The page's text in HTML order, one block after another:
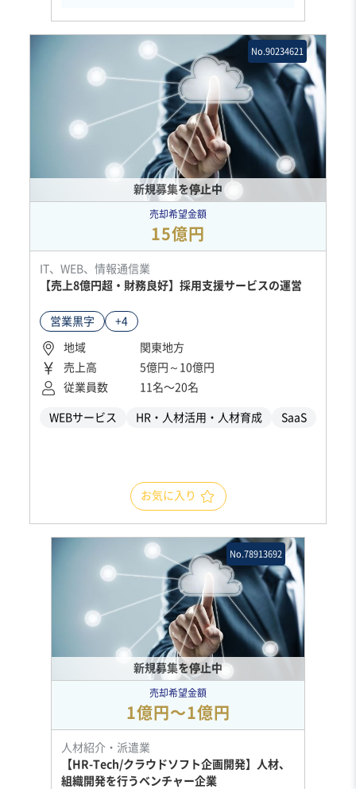
新規募集を停止中
No.90234621
売却希望金額
15億円
IT、WEB、情報通信業
【売上8億円超・財務良好】採用支援サービスの運営
営業黒字 +4
地域
関東地方
売上高
5億円～10億円
従業員数
11名〜20名
WEBサービス HR・人材活用・人材育成 SaaS
お気に入り
新規募集を停止中
No.78913692
売却希望金額
1億円〜1億円
人材紹介・派遣業
【HR-Tech/クラウドソフト企画開発】人材、
組織開発を行うベンチャー企業